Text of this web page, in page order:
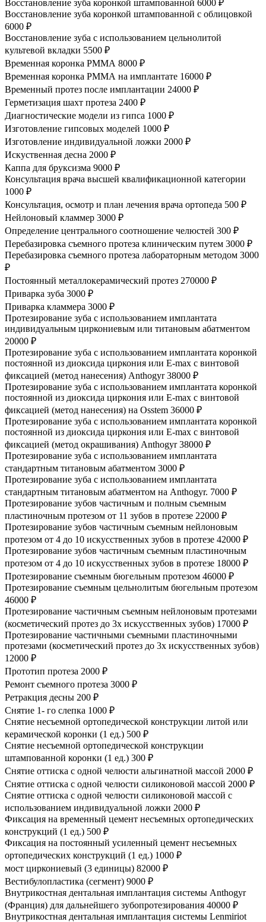
Восстановление зуба коронкой штампованной 6000 ₽
Восстановление зуба коронкой штампованной с облицовкой
6000 ₽
Восстановление зуба с использованием цельнолитой
культевой вкладки 5500 ₽
Временная коронка PММА 8000 ₽
Временная коронка PММА на имплантате 16000 ₽
Временный протез после имплантации 24000 ₽
Герметизация шахт протеза 2400 ₽
Диагностические модели из гипса 1000 ₽
Изготовление гипсовых моделей 1000 ₽
Изготовление индивидуальной ложки 2000 ₽
Искуственная десна 2000 ₽
Каппа для бруксизма 9000 ₽
Консультация врача высшей квалификационной категории
1000 ₽
Консультация, осмотр и план лечения врача ортопеда 500 ₽
Нейлоновый кламмер 3000 ₽
Определение центрального соотношение челюстей 300 ₽
Перебазировка съемного протеза клиническим путем 3000 ₽
Перебазировка съемного протеза лабораторным методом 3000
₽
Постоянный металлокерамический протез 270000 ₽
Приварка зуба 3000 ₽
Приварка кламмера 3000 ₽
Протезирование зуба с использованием имплантата
индивидуальным циркониевым или титановым абатментом
20000 ₽
Протезирование зуба с использованием имплантата коронкой
постоянной из диоксида циркония или E-max с винтовой
фиксацией (метод нанесения) Anthogyr 38000 ₽
Протезирование зуба с использованием имплантата коронкой
постоянной из диоксида циркония или E-max с винтовой
фиксацией (метод нанесения) на Osstem 36000 ₽
Протезирование зуба с использованием имплантата коронкой
постоянной из диоксида циркония или E-max с винтовой
фиксацией (метод окрашивания) Anthogyr 38000 ₽
Протезирование зуба с использованием имплантата
стандартным титановым абатментом 3000 ₽
Протезирование зуба с использованием имплантата
стандартным титановым абатментом на Anthogyr. 7000 ₽
Протезирование зубов частичным и полным съемным
пластиночным протезом от 11 зубов в протезе 22000 ₽
Протезирование зубов частичным съемным нейлоновым
протезом от 4 до 10 искусственных зубов в протезе 42000 ₽
Протезирование зубов частичным съемным пластиночным
протезом от 4 до 10 искусственных зубов в протезе 18000 ₽
Протезирование съемным бюгельным протезом 46000 ₽
Протезирование съемным цельнолитым бюгельным протезом
46000 ₽
Протезирование частичным съемным нейлоновым протезами
(косметический протез до 3х искусственных зубов) 17000 ₽
Протезирование частичными съемными пластиночными
протезами (косметический протез до 3х искусственных зубов)
12000 ₽
Прототип протеза 2000 ₽
Ремонт съемного протеза 3000 ₽
Ретракция десны 200 ₽
Снятие 1- го слепка 1000 ₽
Снятие несъемной ортопедической конструкции литой или
керамической коронки (1 ед.) 500 ₽
Снятие несъемной ортопедической конструкции
штампованной коронки (1 ед.) 300 ₽
Снятие оттиска с одной челюсти альгинатной массой 2000 ₽
Снятие оттиска с одной челюсти силиконовой массой 2000 ₽
Снятие оттиска с одной челюсти силиконовой массой с
использованием индивидуальной ложки 2000 ₽
Фиксация на временный цемент несъемных ортопедических
конструкций (1 ед.) 500 ₽
Фиксация на постоянный усиленный цемент несъемных
ортопедических конструкций (1 ед.) 1000 ₽
мост циркониевый (3 единицы) 82000 ₽
Вестибулопластика (сегмент) 9000 ₽
Внутрикостная дентальная имплантация системы Anthogyr
(Франция) для дальнейшего зубопротезирования 40000 ₽
Внутрикостная дентальная имплантация системы Lenmiriot